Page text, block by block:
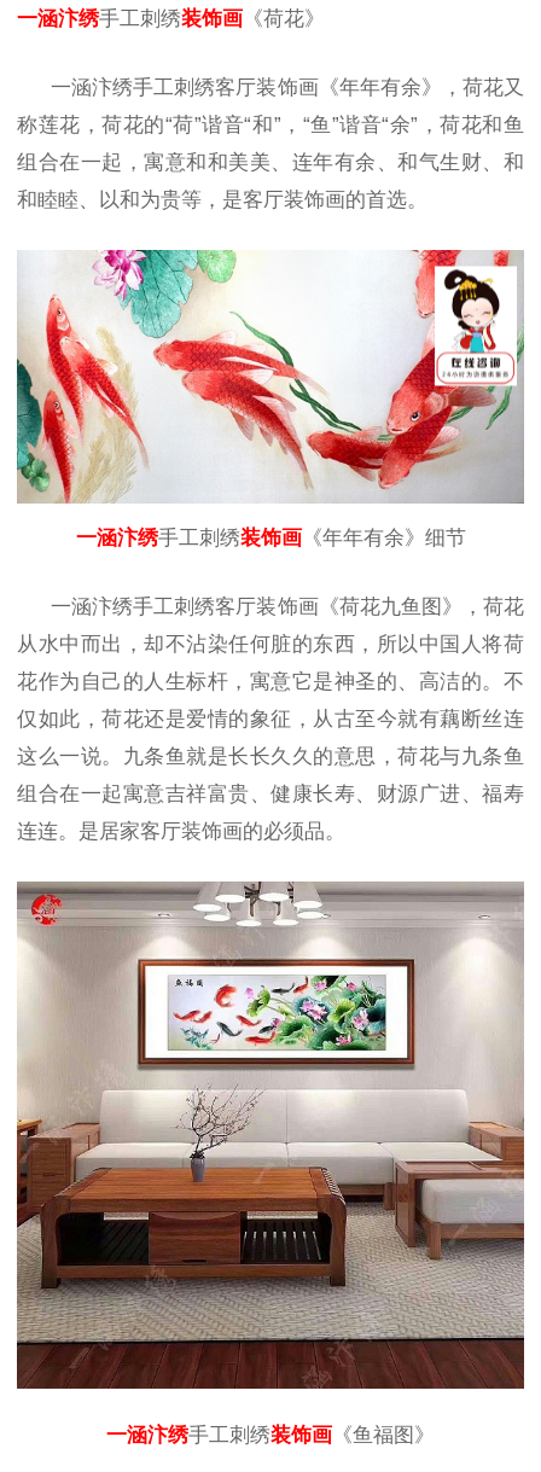
一涵汴绣手工刺绣装饰画 《荷花》
一涵汴绣手工刺绣客厅装饰画《年年有余》，荷花又
称莲花，荷花的“荷”谐音“和”，“鱼”谐音“余”，荷花和鱼
组合在一起，寓意和和美美、连年有余、和气生财、和
和睦睦、以和为贵等，是客厅装饰画的首选。
一涵汴绣手工刺绣装饰画《年年有余》细节
一涵汴绣手工刺绣客厅装饰画《荷花九鱼图》，荷花
从水中而出，却不沾染任何脏的东西，所以中国人将荷
花作为自己的人生标杆，寓意它是神圣的、高洁的。不
仅如此，荷花还是爱情的象征，从古至今就有藕断丝连
这么一说。九条鱼就是长长久久的意思，荷花与九条鱼
组合在一起寓意吉祥富贵、健康长寿、财源广进、福寿
连连。是居家客厅装饰画的必须品。
一涵汴绣手工刺绣装饰画 《鱼福图》